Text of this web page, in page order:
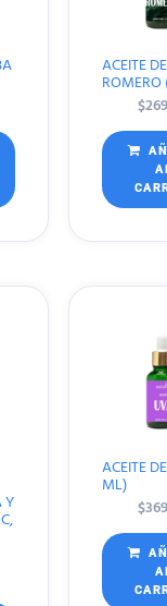
ACEITE DE
$
Y
ACEITE
ML)
$